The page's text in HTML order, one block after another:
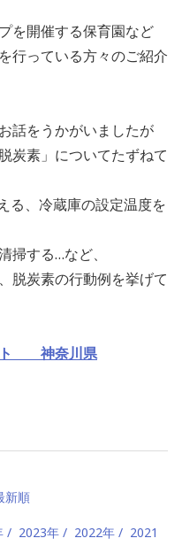
を開催する保育園など
行っている方々のご紹介
話をうかがいましたが
炭素」についてたずねて
る、冷蔵庫の設定温度を
掃する…など、
脱炭素の行動例を挙げて
ト 神奈川県
新順
2023年 2022年
2021